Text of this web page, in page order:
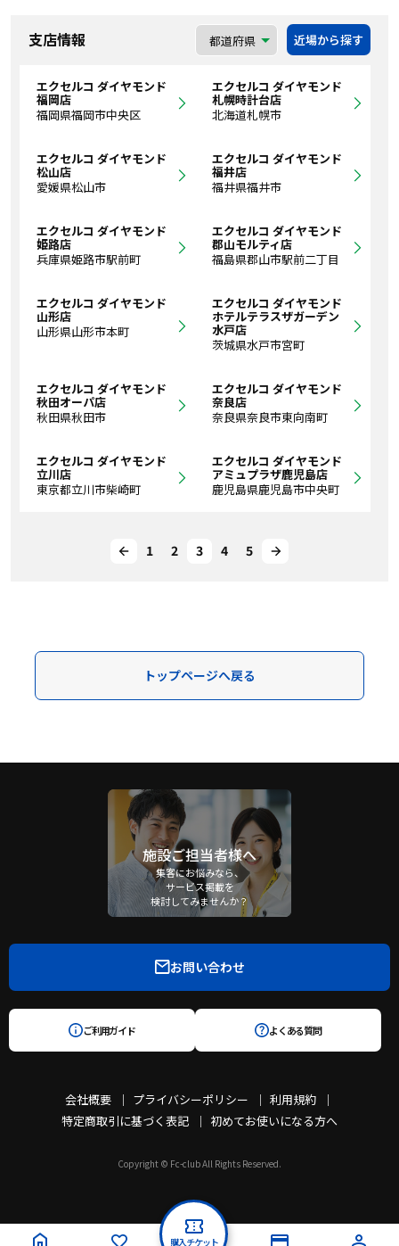
支店情報 近場から探す
エクセルコ ダイヤモンド
福岡店
福岡県福岡市中央区
エクセルコ ダイヤモンド
札幌時計台店
北海道札幌市
エクセルコ ダイヤモンド
松山店
愛媛県松山市
エクセルコ ダイヤモンド
福井店
福井県福井市
エクセルコ ダイヤモンド
姫路店
兵庫県姫路市駅前町
エクセルコ ダイヤモンド
郡山モルティ店
福島県郡山市駅前二丁目
エクセルコ ダイヤモンド
山形店
山形県山形市本町
エクセルコ ダイヤモンド
ホテルテラスザガーデン
水戸店
茨城県水戸市宮町
エクセルコ ダイヤモンド
秋田オーパ店
秋田県秋田市
エクセルコ ダイヤモンド
奈良店
奈良県奈良市東向南町
エクセルコ ダイヤモンド
立川店
東京都立川市柴崎町
エクセルコ ダイヤモンド
アミュプラザ鹿児島店
鹿児島県鹿児島市中央町
1 2 3 4 5
トップページへ戻る
施設ご担当者様へ
集客にお悩みなら、
サービス掲載を
検討してみませんか？
会社概要 プライバシーポリシー
利用規約
特定商取引に基づく表記
初めてお使いになる方へ
お問い合わせ
ご利用ガイド よくある質問
Copyright © Fc-club All Rights Reserved.
購入チケット